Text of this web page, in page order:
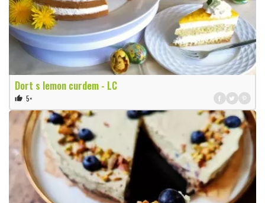
Dort s lemon curdem - LC
thumb_up 5×